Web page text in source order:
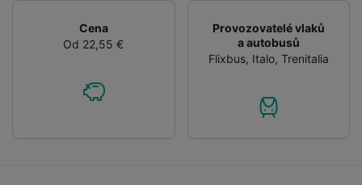
Cena
Od 22,55 €
Provozovatelé vlaků
a autobusů
Flixbus, Italo, Trenitalia